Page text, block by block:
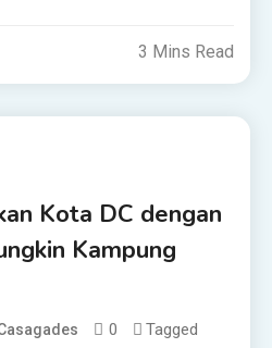
3 Mins Read
Kota DC dengan
Kampung
0 Tagged